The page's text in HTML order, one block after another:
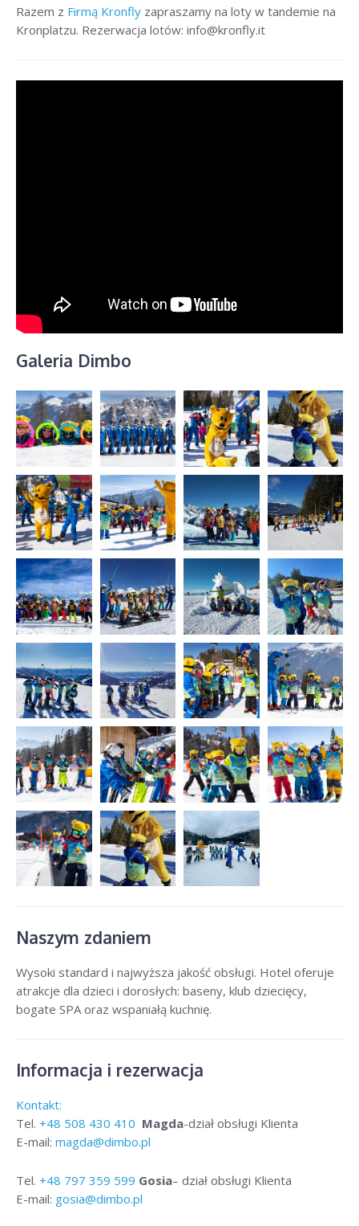
Razem z Firmą Kronfly zapraszamy na loty w tandemie na
Kronplatzu. Rezerwacja lotów: info@kronfly.it
Galeria Dimbo
Naszym zdaniem
Wysoki standard i najwyższa jakość obsługi. Hotel oferuje
atrakcje dla dzieci i dorosłych: baseny, klub dziecięcy,
bogate SPA oraz wspaniałą kuchnię.
Informacja i rezerwacja
Kontakt:
Tel. +48 508 430 410 Magda-dział obsługi Klienta
E-mail: magda@dimbo.pl
Tel. +48 797 359 599 Gosia– dział obsługi Klienta
E-mail: gosia@dimbo.pl